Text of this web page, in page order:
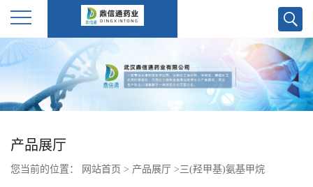
公
产品展厅
您当前的位置： 网站首页 > 产品展厅 >三(羟甲基)氨基甲烷